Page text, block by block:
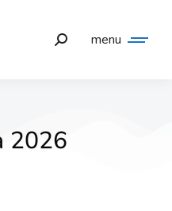
menu
2026